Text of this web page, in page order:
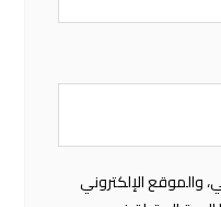
والموقع الإلكتروني